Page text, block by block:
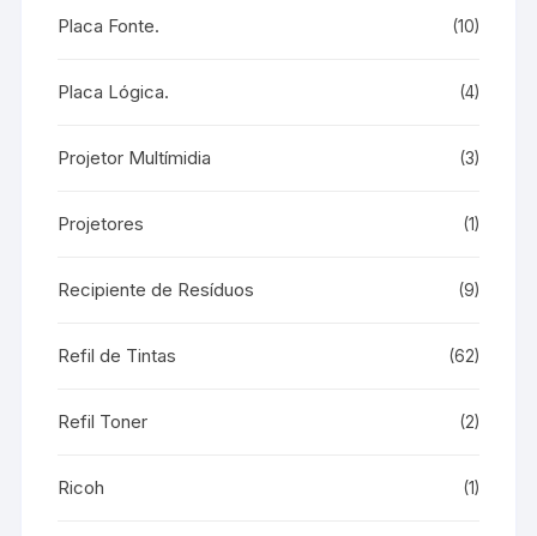
Placa Fonte. (10)
Placa Lógica. (4)
Projetor Multímidia (3)
Projetores (1)
Recipiente de Resíduos (9)
Refil de Tintas (62)
Refil Toner (2)
Ricoh (1)